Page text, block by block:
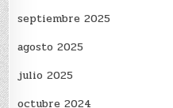
septiembre 2025
agosto 2025
julio 2025
octubre 2024